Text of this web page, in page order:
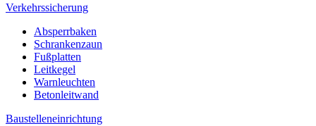
Verkehrssicherung
Absperrbaken
Schrankenzaun
Fußplatten
Leitkegel
Warnleuchten
Betonleitwand
Baustelleneinrichtung